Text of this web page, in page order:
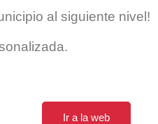
al siguiente nivel!
Ir a la web